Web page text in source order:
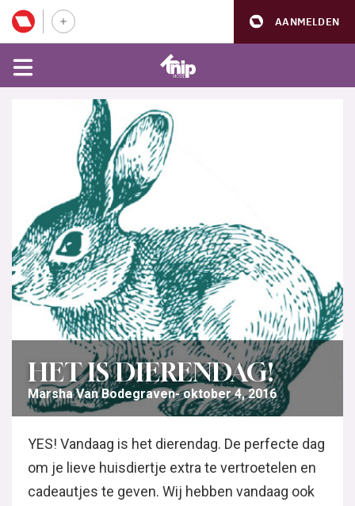
AANMELDEN
HET IS DIERENDAG!
Marsha Van Bodegraven oktober 4, 2016
YES! Vandaag is het dierendag. De perfecte dag
om je lieve huisdiertje extra te vertroetelen en
cadeautjes te geven. Wij hebben vandaag ook